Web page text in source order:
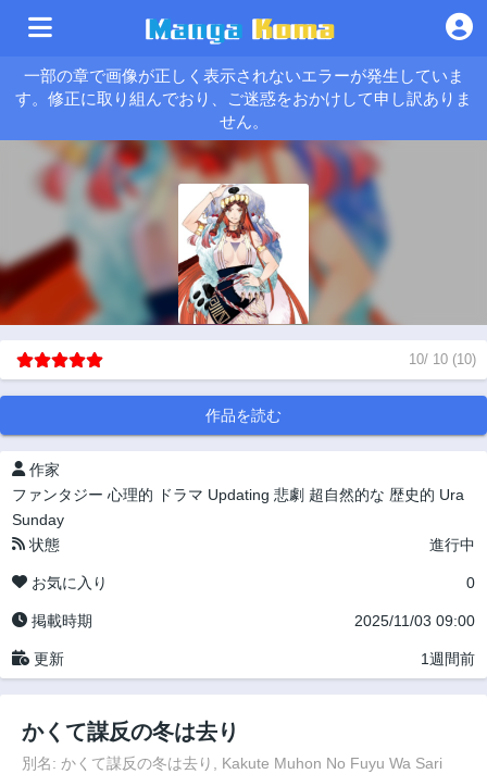
一部の章で画像が正しく表示されないエラーが発生していま
す。修正に取り組んでおり、ご迷惑をおかけして申し訳ありま
せん。
10/ 10 (10)
作品を読む
作家
ファンタジー 心理的 ドラマ Updating 悲劇 超自然的な 歴史的 Ura
Sunday
状態
進行中
お気に入り 0
掲載時期 2025/11/03 09:00
更新 1週間前
かくて謀反の冬は去り
別名: かくて謀反の冬は去り, Kakute Muhon No Fuyu Wa Sari